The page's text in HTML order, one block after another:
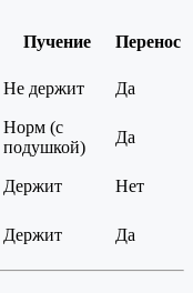
Пучение Перенос
Не держит Да
Норм (с
подушкой)
Да
Держит Нет
Держит Да